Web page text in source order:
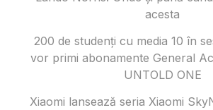
acesta
200 de studenți cu media 10 în
vor primi abonamente General
UNTOLD ONE
Xiaomi lansează seria Xiaomi